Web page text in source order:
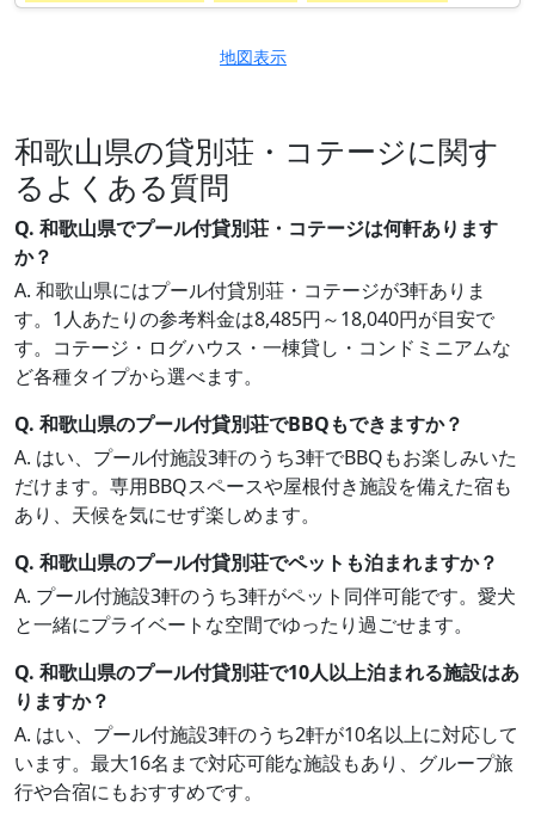
地図表示
和歌山県の貸別荘・コテージに関す
るよくある質問
Q. 和歌山県でプール付貸別荘・コテージは何軒あります
か？
A. 和歌山県にはプール付貸別荘・コテージが3軒ありま
す。1人あたりの参考料金は8,485円～18,040円が目安で
す。コテージ・ログハウス・一棟貸し・コンドミニアムな
ど各種タイプから選べます。
Q. 和歌山県のプール付貸別荘でBBQもできますか？
A. はい、プール付施設3軒のうち3軒でBBQもお楽しみいた
だけます。専用BBQスペースや屋根付き施設を備えた宿も
あり、天候を気にせず楽しめます。
Q. 和歌山県のプール付貸別荘でペットも泊まれますか？
A. プール付施設3軒のうち3軒がペット同伴可能です。愛犬
と一緒にプライベートな空間でゆったり過ごせます。
Q. 和歌山県のプール付貸別荘で10人以上泊まれる施設はあ
りますか？
A. はい、プール付施設3軒のうち2軒が10名以上に対応して
います。最大16名まで対応可能な施設もあり、グループ旅
行や合宿にもおすすめです。